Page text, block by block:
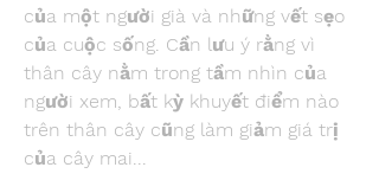
của một người già và những vết sẹo
của cuộc sống. Cần lưu ý rằng vì
thân cây nằm trong tầm nhìn của
người xem, bất kỳ khuyết điểm nào
trên thân cây cũng làm giảm giá trị
của cây mai...